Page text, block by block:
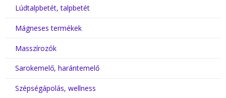
Lúdtalpbetét, talpbetét
Mágneses termékek
Masszírozók
Sarokemelő, harántemelő
Szépségápolás, wellness